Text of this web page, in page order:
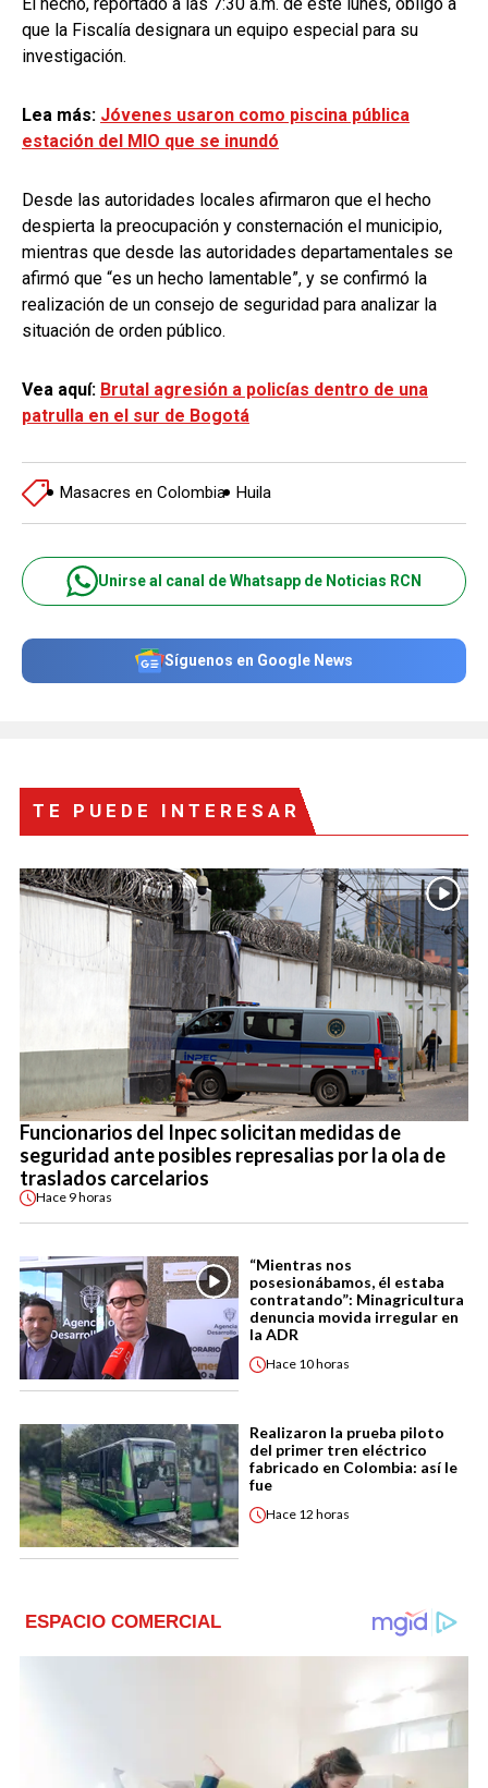
que la Fiscalía designara un equipo especial para su
investigación.
Lea más: Jóvenes usaron como piscina pública
estación del MIO que se inundó
Desde las autoridades locales afirmaron que el hecho
despierta la preocupación y consternación el municipio,
mientras que desde las autoridades departamentales se
afirmó que “es un hecho lamentable”, y se confirmó la
realización de un consejo de seguridad para analizar la
situación de orden público.
Vea aquí: Brutal agresión a policías dentro de una
patrulla en el sur de Bogotá
Masacres en Colombia Huila
Unirse al canal de Whatsapp de Noticias RCN
Síguenos en Google News
TE PUEDE INTERESAR
Funcionarios del Inpec solicitan medidas de
seguridad ante posibles represalias por la ola de
traslados carcelarios
Hace 9 horas
“Mientras nos
posesionábamos, él estaba
contratando”: Minagricultura
denuncia movida irregular en
la ADR
Hace 10 horas
Realizaron la prueba piloto
del primer tren eléctrico
fabricado en Colombia: así le
fue
Hace 12 horas